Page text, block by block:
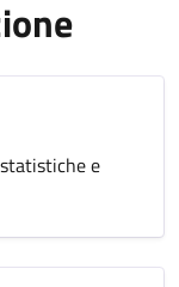
e